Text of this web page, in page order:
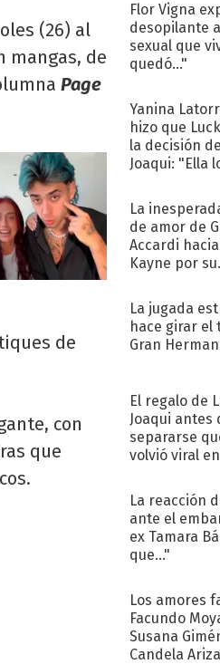
(26) al
mangas, de
Page
de
con
que
Flor Vigna
desopilante
sexual que
quedó..."
Yanina
hizo que
la decisión
Joaqui: "Ella
La
de amor de
Accardi
Kayne por su
La jugada
hace girar el
Gran
El regalo de
Joaqui antes
separarse
volvió viral
La reacción
ante el
ex Tamara
que..."
Los amores
Facundo
Susana
Candela